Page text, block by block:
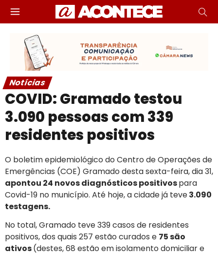
Notícias
COVID: Gramado testou
3.090 pessoas com 339
residentes positivos
O boletim epidemiológico do Centro de Operações de
Emergências (COE) Gramado desta sexta-feira, dia 31,
apontou 24 novos diagnósticos positivospara
Covid-19 no município. Até hoje, a cidade já teve3.090
testagens.
No total, Gramado teve 339 casos de residentes
positivos, dos quais 257 estão curados e 75 são
ativos(destes, 68 estão em isolamento domiciliar e